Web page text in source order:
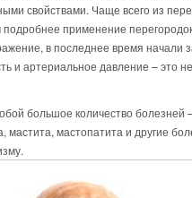
свойствами. Чаще всего из
применение
в последнее время начали
и артериальное давление – это
большое количество болезней
мастопатита и другие